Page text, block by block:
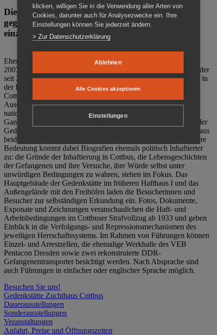
Die Gedenkstätte Zuchthaus Cottbus ist ein Ort
gegen das Vergessen. Anschaulich, nah und
einzigartig.
Ehemalige politische Häftlinge der DDR gründeten im Oktober
2007 den Verein Menschenrechtszentrum Cottbus e. V. (MRZ), der
seit 2011 Eigentümer des ehemaligen Gefängnisses (1860-2002) in
der Bautzener Straße und Träger der Gedenkstätte Zuchthaus
Cottbus ist. Im Zentrum der Arbeit der Gedenkstätte steht die
Auseinandersetzung mit politischem Unrecht während der
nationalsozialistischen Terrorherrschaft und der SED-Diktatur.
Ganzjährig zeigen mehrere Dauer- und Sonderausstellungen in der
Gedenkstätte Zuchthaus Cottbus Beispiele politischen Unrechts aus
beiden deutschen Diktaturen des 20. Jahrhunderts. Eine besondere
Bedeutung kommt dabei Biografien ehemals politisch Inhaftierter
zu: die Gründe der Inhaftierung in Cottbus, die Lebensgeschichten
der Gefangenen und ihre Versuche, ihre Würde selbst unter
unwürdigen Bedingungen zu wahren, stehen im Fokus. Das
Hauptgebäude der Gedenkstätte im früheren Hafthaus I und das
Außengelände mit den Freihöfen laden die Besucherinnen und
Besucher zur selbständigen Erkundung ein. Fotos, Dokumente,
Exponate und Zeichnungen veranschaulichen die Haft- und
Arbeitsbedingungen im Cottbuser Strafvollzug ab 1933 und geben
Einblick in die Verfolgungs- und Repressionsmechanismen des
jeweiligen Herrschaftssystems. Im Rahmen von Führungen können
Einzel- und Arrestzellen, die ehemalige Werkhalle des VEB
Pentacon Dresden sowie zwei rekonstruierte DDR-
Gefangenentransporter besichtigt werden. Nach Absprache sind
auch Führungen in einfacher oder englischer Sprache möglich.
Besuchen Sie uns!
Gedenkstätte Zuchthaus Cottbus
Dauerausstellungen
Sonderausstellungen
Veranstaltungen
Anfahrt, Preise und Öffnungszeiten
klicken, willigen Sie in die Verwendung aller Arten von
Cookies, darunter auch für Analysezwecke ein. Ihre
Einstellungen können Sie jederzeit ändern.
> Zur Datenschutzerklärung
Ablehnen
Alle Cookies akzeptieren
Einstellungen